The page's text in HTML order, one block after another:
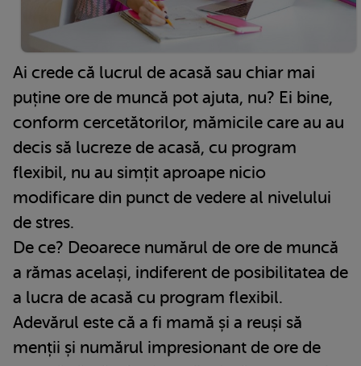
Ai crede că lucrul de acasă sau chiar mai
puține ore de muncă pot ajuta, nu? Ei bine,
conform cercetătorilor, mămicile care au au
decis să lucreze de acasă, cu program
flexibil, nu au simțit aproape nicio
modificare din punct de vedere al nivelului
de stres.
De ce? Deoarece numărul de ore de muncă
a rămas același, indiferent de posibilitatea de
a lucra de acasă cu program flexibil.
Adevărul este că a fi mamă și a reuși să
menții și numărul impresionant de ore de